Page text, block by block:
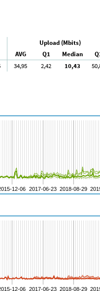
Upload (Mbits)
AVG Q1 Median
34,95 2,42 10,43 50